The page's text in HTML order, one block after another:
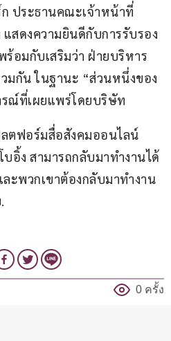
ประธานคณะเจ้าหน้าที่
สดงความยินดีกับการรับรอง
อมกับเสริมว่า ฝ่ายบริหาร
มกัน ในฐานะ “ส่วนหนึ่งของ
รณ์ที่เผยแพร่โดยบริษัท
ตฟอร์มสื่อสังคมออนไลน์
อิ้ง สามารถกลับมาทำงานได้
ะพวกเขาต้องกลับมาทำงาน
0 ครั้ง